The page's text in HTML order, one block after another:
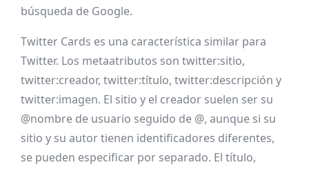
búsqueda de Google.
Twitter Cards es una característica similar para
Twitter. Los metaatributos son twitter:sitio,
twitter:creador, twitter:título, twitter:descripción y
twitter:imagen. El sitio y el creador suelen ser su
@nombre de usuario seguido de @, aunque si su
sitio y su autor tienen identificadores diferentes,
se pueden especificar por separado. El título,